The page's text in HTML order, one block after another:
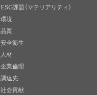
ESG課題（マテリアリティ）
環境
品質
安全衛生
人材
企業倫理
調達先
社会貢献